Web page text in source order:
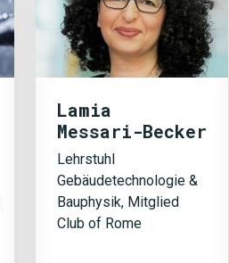
Lamia
Messari-Becker
Lehrstuhl
Gebäudetechnologie &
Bauphysik, Mitglied
Club of Rome